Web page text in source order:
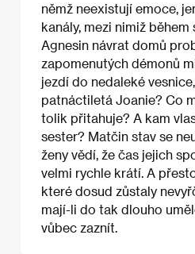
němž neexistují emoce,
kanály, mezi nimiž
Agnesin návrat domů
zapomenutých démonů
jezdí do nedaleké
patnáctiletá Joanie? Co
tolik přitahuje? A kam
sester? Matčin stav se
ženy vědí, že čas jejich
velmi rychle krátí. A
které dosud zůstaly
mají-li do tak dlouho
vůbec zaznít.